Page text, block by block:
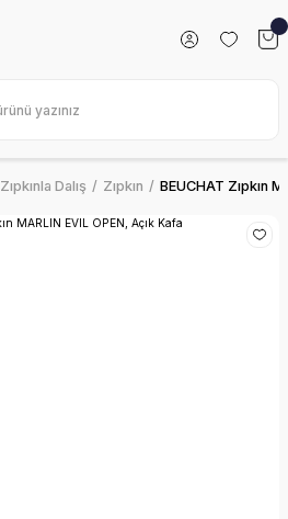
Zıpkınla Dalış Zıpkın BEUCHAT Zıpkın